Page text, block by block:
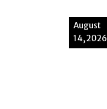
August
14, 2026